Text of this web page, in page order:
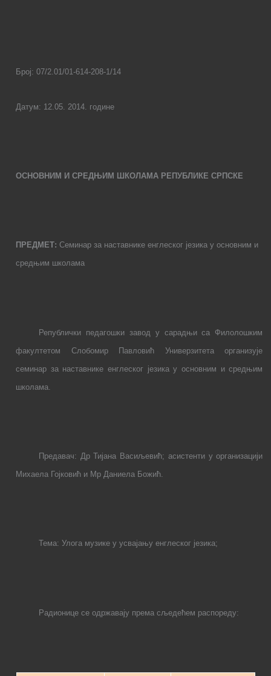
Број: 07/2.01/01-614-208-1/14
Датум: 12 .05 . 2014. године
ОСНОВНИМ И СРЕДЊИМ ШКОЛАМА РЕПУБЛИКЕ СРПСКЕ
ПРЕДМЕТ: Семинар за наставнике енглеског језика у основним и
средњим школама
Републички педагошки завод у сарадњи са
Филолошким
факултетом Слобомир Павловић Универзитета организује
семинар за наставнике енглеског језика у основним и средњим
школама.
Предавач: Др Тијана Васиљевић; асистенти у организацији
Михаела Гојковић и Мр Даниела Божић.
Тема: Улога музике у усвајању енглеског језика;
Радионице се одржавају према сљедећем распореду: